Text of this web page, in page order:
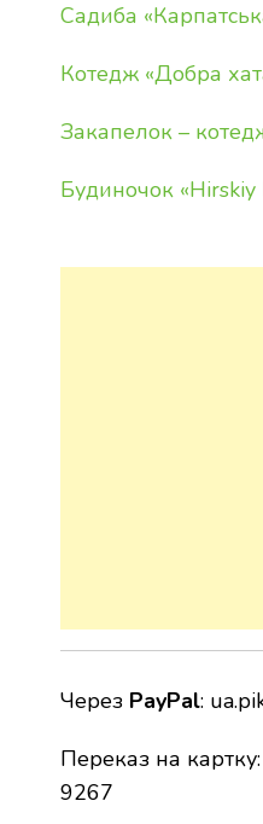
Садиба
Котедж «Добра
Закапелок –
Будиночок «Hirskiy
Через PayPal:
Переказ на
9267